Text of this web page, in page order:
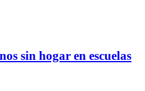
sin hogar en escuelas